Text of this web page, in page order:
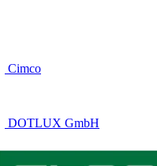
Cimco
DOTLUX GmbH